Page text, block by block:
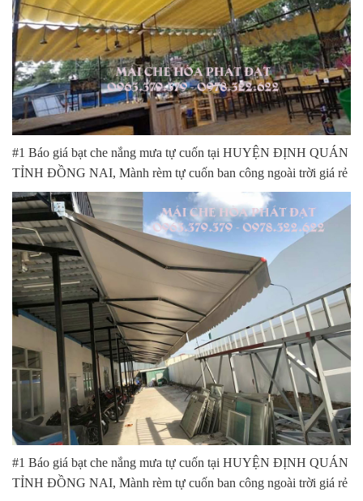
#1 Báo giá bạt che nắng mưa tự cuốn tại HUYỆN ĐỊNH QUÁN
TỈNH ĐỒNG NAI, Mành rèm tự cuốn ban công ngoài trời giá rẻ
#1 Báo giá bạt che nắng mưa tự cuốn tại HUYỆN ĐỊNH QUÁN
TỈNH ĐỒNG NAI, Mành rèm tự cuốn ban công ngoài trời giá rẻ